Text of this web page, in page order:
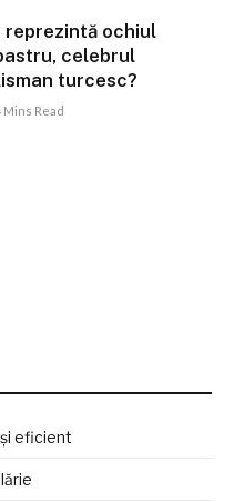
reprezintă ochiul
celebrul
turcesc?
Mins Read
eficient